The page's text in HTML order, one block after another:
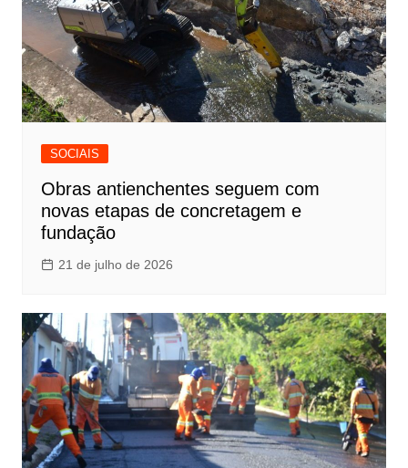
SOCIAIS
Obras antienchentes seguem com
novas etapas de concretagem e
fundação
21 de julho de 2026